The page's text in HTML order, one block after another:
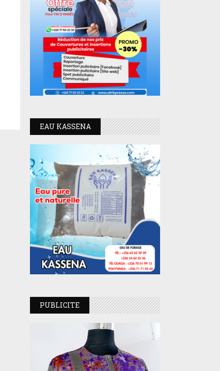
EAU KASSENA
PUBLICITE